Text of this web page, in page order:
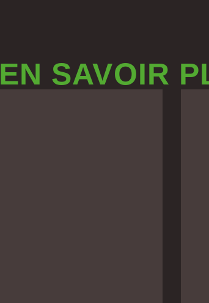
EN SAVOIR